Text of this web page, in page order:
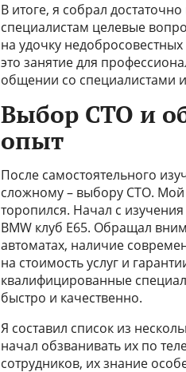
В итоге, я собрал
специалистам целевые
на удочку
это занятие для
общении со специалистами
Выбор СТО и
опыт
После самостоятельного
сложному – выбору СТО. Мой
торопился. Начал с
BMW клуб E65. Обращал
автоматах, наличие
на стоимость услуг и
квалифицированные
быстро и качественно.
Я составил список из
начал обзванивать их по
сотрудников, их знание